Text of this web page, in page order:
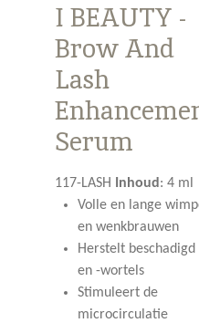
I BEAUTY -
Brow And
Lash
Serum
117-LASH Inhoud : 4 ml
Volle en lange
en wenkbrauwen
Herstelt beschadigd
en -wortels
Stimuleert de
microcirculatie